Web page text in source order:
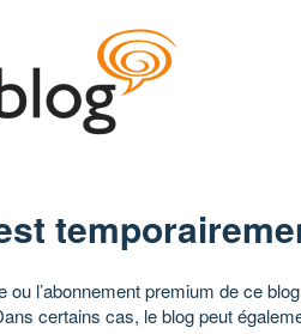
ou l’abonnement premium de ce
certains cas, le blog peut